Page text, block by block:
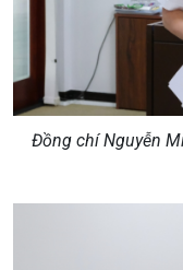
Đồng chí Nguyễn